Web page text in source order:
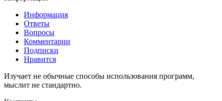
Информация
Ответы
Вопросы
Комментарии
Подписки
Нравится
Изучает не обычные способы использования программ,
мыслит не стандартно.